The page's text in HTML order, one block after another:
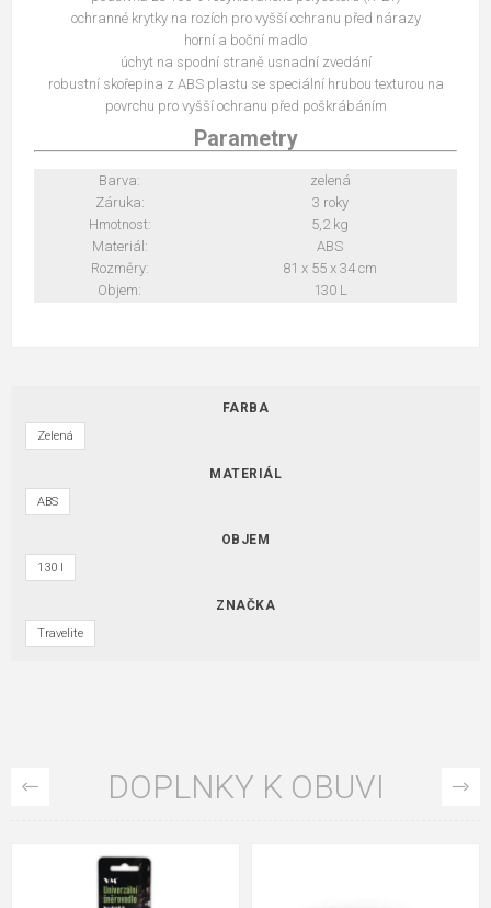
ochranné krytky na rozích pro vyšší ochranu před nárazy
horní a boční madlo
úchyt na spodní straně usnadní zvedání
robustní skořepina z ABS plastu se speciální hrubou texturou na
povrchu pro vyšší ochranu před poškrábáním
Parametry
Barva:
zelená
Záruka:
3 roky
Hmotnost:
5,2 kg
Materiál:
ABS
Rozměry:
81 x 55 x 34 cm
Objem:
130 L
FARBA
Zelená
MATERIÁL
ABS
OBJEM
130 l
ZNAČKA
Travelite
DOPLNKY K OBUVI